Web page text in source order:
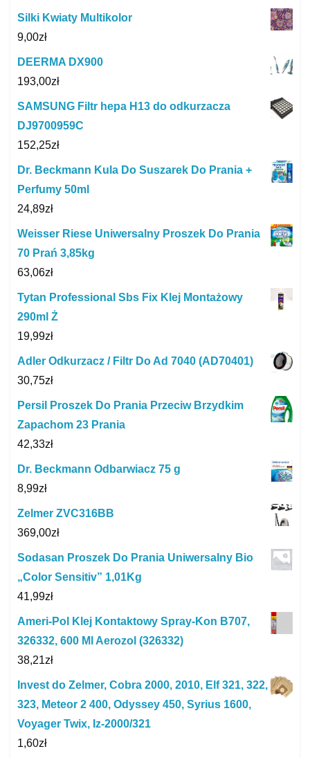
Silki Kwiaty Multikolor
9,00zł
DEERMA DX900
193,00zł
SAMSUNG Filtr hepa H13 do odkurzacza
DJ9700959C
152,25zł
Dr. Beckmann Kula Do Suszarek Do Prania +
Perfumy 50ml
24,89zł
Weisser Riese Uniwersalny Proszek Do Prania
70 Prań 3,85kg
63,06zł
Tytan Professional Sbs Fix Klej Montażowy
290ml Ż
19,99zł
Adler Odkurzacz / Filtr Do Ad 7040 (AD70401)
30,75zł
Persil Proszek Do Prania Przeciw Brzydkim
Zapachom 23 Prania
42,33zł
Dr. Beckmann Odbarwiacz 75 g
8,99zł
Zelmer ZVC316BB
369,00zł
Sodasan Proszek Do Prania Uniwersalny Bio
„Color Sensitiv” 1,01Kg
41,99zł
Ameri-Pol Klej Kontaktowy Spray-Kon B707,
326332, 600 Ml Aerozol (326332)
38,21zł
Invest do Zelmer, Cobra 2000, 2010, Elf 321, 322,
323, Meteor 2 400, Odyssey 450, Syrius 1600,
Voyager Twix, Iz-2000/321
1,60zł